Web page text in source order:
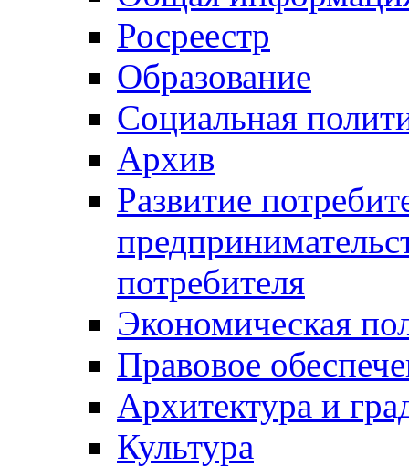
Росреестр
Образование
Социальная
Архив
Развитие
потребителя
Экономическая
Правовое
Архитектура и
Культура